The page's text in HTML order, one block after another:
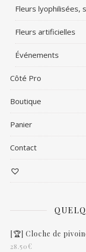
Fleurs lyophilisées,
Fleurs artificielles
Événements
Côté Pro
Boutique
Panier
Contact
[🏆] Cloche de
28.50€